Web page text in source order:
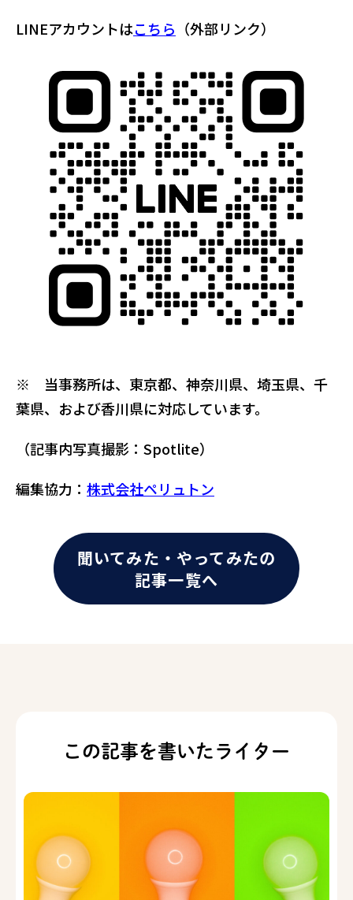
LINEアカウントはこちら （外部リンク）
※ 当事務所は、東京都、神奈川県、埼玉県、千
葉県、および香川県に対応しています。
（記事内写真撮影：Spotlite）
編集協力： 株式会社ペリュトン
聞いてみた・やってみたの
記事一覧へ
この記事を書いたライター